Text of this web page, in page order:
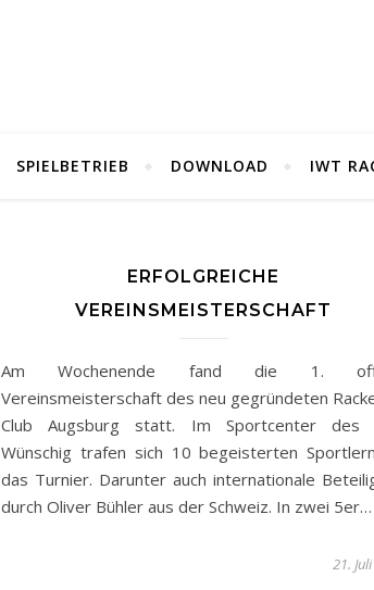
SPIELBETRIEB DOWNLOAD IWT
ERFOLGREICHE
VEREINSMEISTERSCHAFT
Am Wochenende fand die 1.
Vereinsmeisterschaft des neu gegründeten
Club Augsburg statt. Im Sportcenter des
Wünschig trafen sich 10 begeisterten
das Turnier. Darunter auch internationale
durch Oliver Bühler aus der Schweiz. In zwei 5er…
21.